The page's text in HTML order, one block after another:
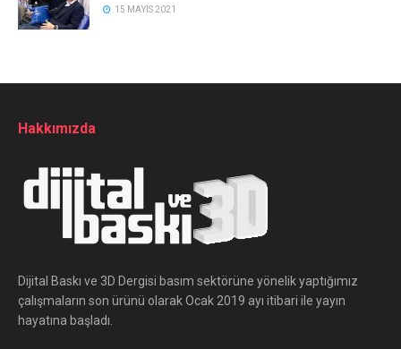
15 MAYIS 2021
Hakkımızda
Dijital Baskı ve 3D Dergisi basım sektörüne yönelik yaptığımız
çalışmaların son ürünü olarak Ocak 2019 ayı itibari ile yayın
hayatına başladı.